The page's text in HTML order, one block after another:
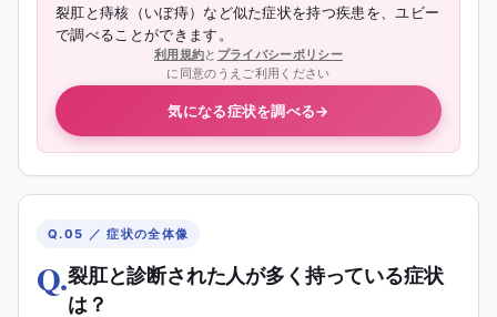
裂肛と痔核（いぼ痔）など似た症状を持つ疾患を、ユビー
で調べることができます。
利用規約と プライバシーポリシー
に同意のうえご利用ください
気になる症状を調べる→
Q.05 ／ 症状の全体像
Q.裂肛と診断された人が多く持っている症状
は？